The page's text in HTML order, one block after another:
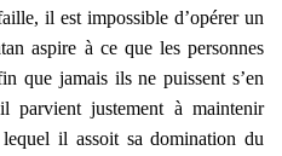
il est impossible d’opérer un
aspire à ce que les personnes
que jamais ils ne puissent s’en
parvient justement à maintenir
il assoit sa domination du